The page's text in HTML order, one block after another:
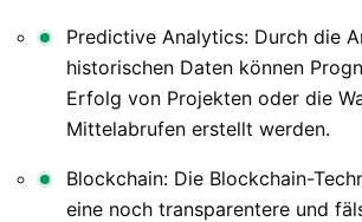
Predictive Analytics: Durch die
historischen Daten können
Erfolg von Projekten oder die
Mittelabrufen erstellt werden.
Blockchain: Die Blockchain-
eine noch transparentere und